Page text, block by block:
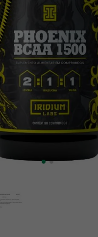
creatina mundo verde